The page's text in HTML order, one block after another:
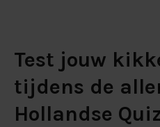
Test jouw
tijdens de
Hollandse